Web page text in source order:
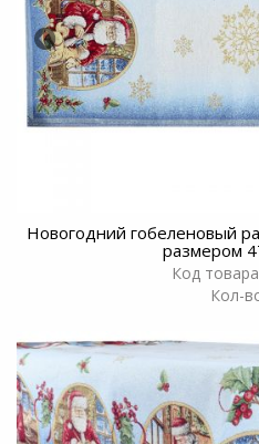
Новогодний гобеленовый
размером
Код
Кол-